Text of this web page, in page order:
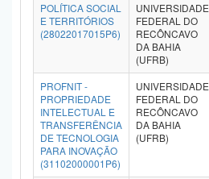
POLÍTICA SOCIAL
E TERRITÓRIOS
(28022017015P6)
UNIVERSIDADE
FEDERAL DO
RECÔNCAVO
DA BAHIA
(UFRB)
PROFNIT -
PROPRIEDADE
INTELECTUAL E
TRANSFERÊNCIA
DE TECNOLOGIA
PARA INOVAÇÃO
(31102000001P6)
UNIVERSIDADE
FEDERAL DO
RECÔNCAVO
DA BAHIA
(UFRB)